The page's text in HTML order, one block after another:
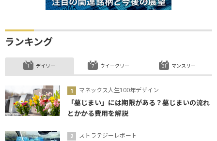
ランキング
デイリー
マネックス人生100年デザイン
「墓じまい」には期限がある？墓じまいの流れ
とかかる費用を解説
ストラテジーレポート
ウイークリー マンスリー